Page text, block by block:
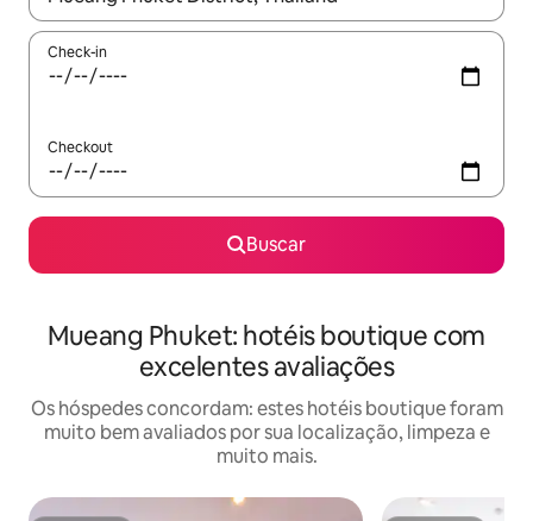
Check-in
Checkout
Buscar
Mueang Phuket: hotéis boutique com
excelentes avaliações
Os hóspedes concordam: estes hotéis boutique foram
muito bem avaliados por sua localização, limpeza e
muito mais.